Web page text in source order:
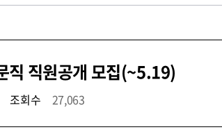
직 직원공개 모집(~5.19)
조회수 27,063